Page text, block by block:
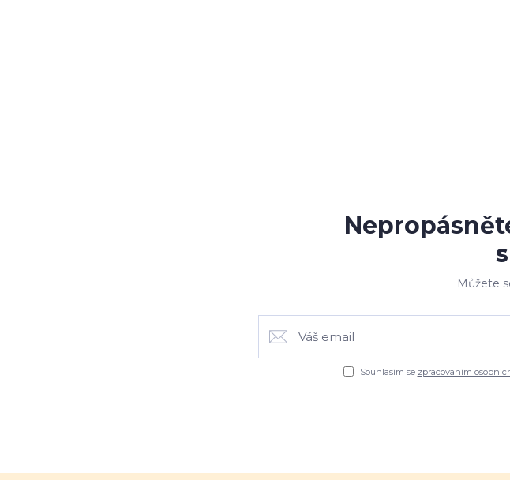
Můžete
Souhlasím se zpracováním